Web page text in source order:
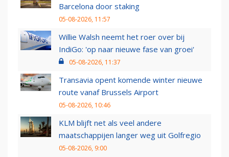
Barcelona door staking
05-08-2026, 11:57
Willie Walsh neemt het roer over bij
IndiGo: 'op naar nieuwe fase van groei'
05-08-2026, 11:37
Transavia opent komende winter nieuwe
route vanaf Brussels Airport
05-08-2026, 10:46
KLM blijft net als veel andere
maatschappijen langer weg uit Golfregio
05-08-2026, 9:00